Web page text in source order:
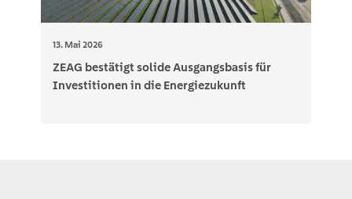
13. Mai 2026
ZEAG bestätigt solide Ausgangsbasis für
Investitionen in die Energiezukunft